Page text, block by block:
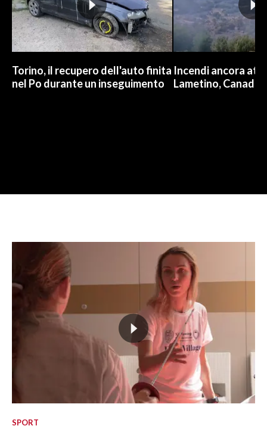
Torino, il recupero dell'auto finita
nel Po durante un inseguimento
Incendi ancora
Lametino,
SPORT